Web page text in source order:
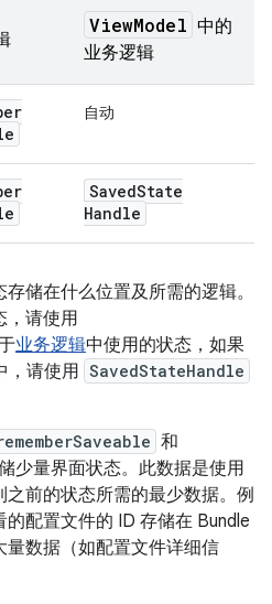
ViewModel 中的
业务逻辑
自动
SavedState
Handle
储在什么位置及所需的逻辑。
，请使用
业务逻辑中使用的状态，如果
，请使用 SavedStateHandle
和
少量界面状态。此数据是使用
前的状态所需的最少数据。例
配置文件的 ID 存储在 Bundle
数据（如配置文件详细信